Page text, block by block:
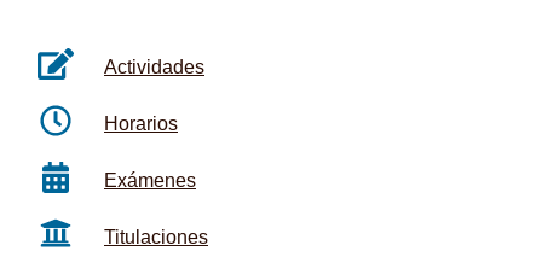
Actividades
Horarios
Exámenes
Titulaciones